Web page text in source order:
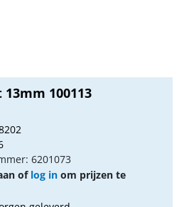
100113
6201073
of log in om prijzen te